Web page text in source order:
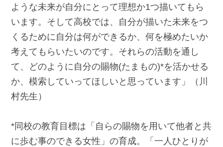
ような未来が自分にとって理想か1つ描いてもら
います。そして高校では、自分が描いた未来をつ
くるために自分は何ができるか、何を極めたいか
考えてもらいたいのです。それらの活動を通し
て、どのように自分の賜物(たまもの)*を活かせる
か、模索していってほしいと思っています」（川
村先生）
*同校の教育目標は「自らの賜物を用いて他者と共
に歩む事のできる女性」の育成。「一人ひとりが